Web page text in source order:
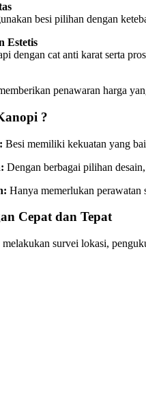
besi pilihan dengan
Estetis
dengan cat anti karat serta
penawaran harga
?
Besi memiliki kekuatan yang
Dengan berbagai pilihan
Hanya memerlukan perawatan
Cepat dan Tepat
survei lokasi,